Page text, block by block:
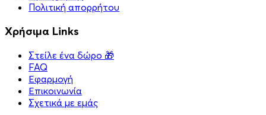
Πολιτική απορρήτου
Χρήσιμα Links
Στείλε ένα δώρο 🎁
FAQ
Εφαρμογή
Επικοινωνία
Σχετικά με εμάς